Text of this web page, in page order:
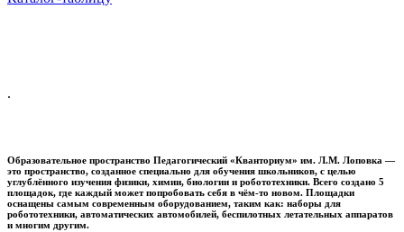
.
Образовательное пространство Педагогический «Кванториум» им. Л.М. Лоповка —
это пространство, созданное специально для обучения школьников, с целью
углублённого изучения физики, химии, биологии и робототехники. Всего создано 5
площадок, где каждый может попробовать себя в чём-то новом. Площадки
оснащены самым современным оборудованием, таким как: наборы для
робототехники, автоматических автомобилей, беспилотных летательных аппаратов
и многим другим.